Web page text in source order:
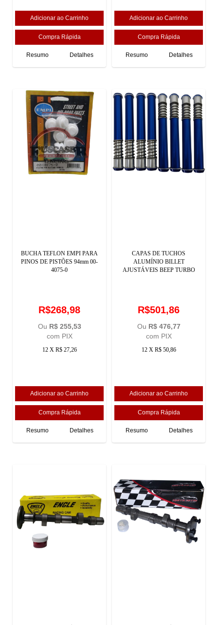
Resumo Detalhes Resumo Detalhes
BUCHA TEFLON EMPI PARA
PINOS DE PISTÕES 94mm 00-
4075-0
R$268,98
Ou R$ 255,53
com PIX
12 X R$ 27,26
Resumo Detalhes
CAPAS DE TUCHOS
ALUMÍNIO BILLET
AJUSTÁVEIS BEEP TURBO
R$501,86
Ou R$ 476,77
com PIX
12 X R$ 50,86
Resumo Detalhes